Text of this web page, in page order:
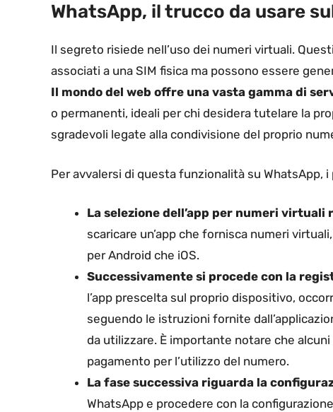
WhatsApp, il trucco da usare
Il segreto risiede nell’uso dei numeri virtuali.
associati a una SIM fisica ma possono essere
Il mondo del web offre una vasta gamma di
o permanenti, ideali per chi desidera tutelare la
sgradevoli legate alla condivisione del proprio
Per avvalersi di questa funzionalità su WhatsApp,
La selezione dell’app per numeri
scaricare un’app che fornisca numeri
per Android che iOS.
Successivamente si procede con la
l’app prescelta sul proprio dispositivo,
seguendo le istruzioni fornite
da utilizzare. È importante notare che
pagamento per l’utilizzo del numero.
La fase successiva riguarda la
WhatsApp e procedere con la